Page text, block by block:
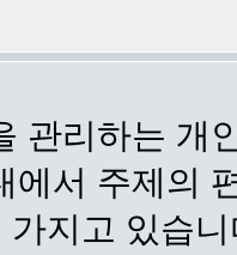
관리하는 개
에서 주제의
가지고 있습